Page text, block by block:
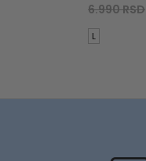
6.990RSD
L